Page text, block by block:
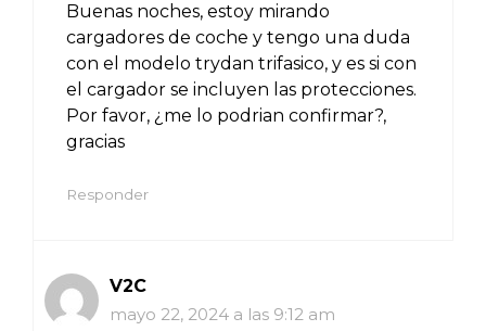
Buenas noches, estoy mirando
cargadores de coche y tengo una duda
con el modelo trydan trifasico, y es si con
el cargador se incluyen las protecciones.
Por favor, ¿me lo podrian confirmar?,
gracias
Responder
V2C
mayo 22, 2024 a las 9:12 am